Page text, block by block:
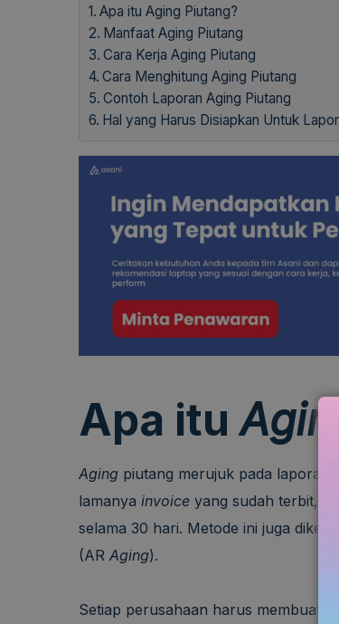
Apa itu Aging Piutang?
Manfaat Aging Piutang
Cara Kerja Aging Piutang
Cara Menghitung Aging Piutang
Contoh Laporan Aging Piutang
Hal yang Harus Disiapkan Untuk
Apa itu
Aging piutang merujuk pada laporan
lamanya invoice yang sudah terbit,
selama 30 hari. Metode ini juga
(AR Aging).
Setiap perusahaan harus membuat